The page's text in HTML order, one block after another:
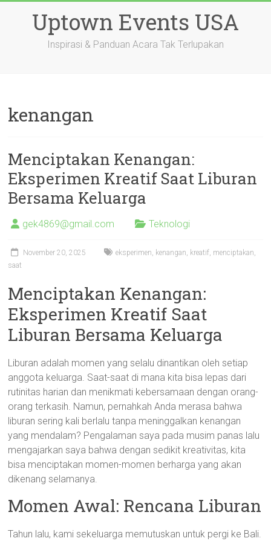
Uptown Events USA
Inspirasi & Panduan Acara Tak Terlupakan
kenangan
Menciptakan Kenangan:
Eksperimen Kreatif Saat Liburan
Bersama Keluarga
gek4869@gmail.com Teknologi
November 20, 2025 eksperimen, kenangan, kreatif, menciptakan,
saat
Menciptakan Kenangan:
Eksperimen Kreatif Saat
Liburan Bersama Keluarga
Liburan adalah momen yang selalu dinantikan oleh setiap
anggota keluarga. Saat-saat di mana kita bisa lepas dari
rutinitas harian dan menikmati kebersamaan dengan orang-
orang terkasih. Namun, pernahkah Anda merasa bahwa
liburan sering kali berlalu tanpa meninggalkan kenangan
yang mendalam? Pengalaman saya pada musim panas lalu
mengajarkan saya bahwa dengan sedikit kreativitas, kita
bisa menciptakan momen-momen berharga yang akan
dikenang selamanya.
Momen Awal: Rencana Liburan
Tahun lalu, kami sekeluarga memutuskan untuk pergi ke Bali.